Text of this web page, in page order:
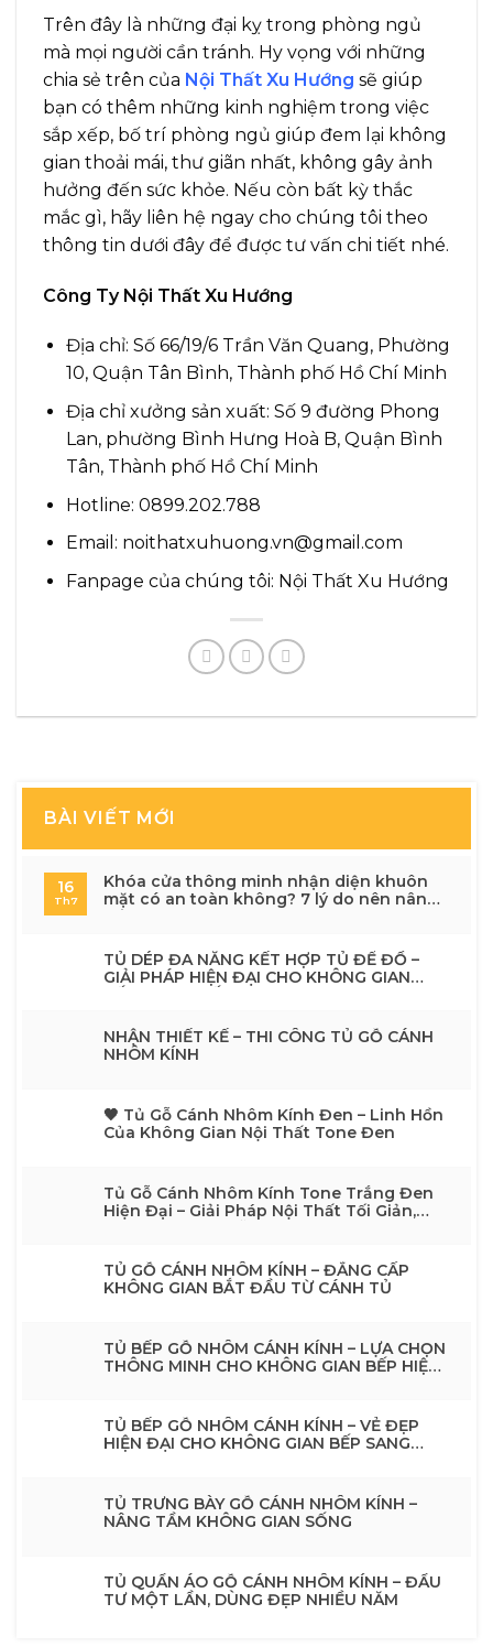
Trên đây là những đại kỵ trong phòng ngủ
mà mọi người cần tránh. Hy vọng với những
chia sẻ trên của Nội Thất Xu Hướng sẽ giúp
bạn có thêm những kinh nghiệm trong việc
sắp xếp, bố trí phòng ngủ giúp đem lại không
gian thoải mái, thư giãn nhất, không gây ảnh
hưởng đến sức khỏe. Nếu còn bất kỳ thắc
mắc gì, hãy liên hệ ngay cho chúng tôi theo
thông tin dưới đây để được tư vấn chi tiết nhé.
Công Ty Nội Thất Xu Hướng
Địa chỉ: Số 66/19/6 Trần Văn Quang, Phường
10, Quận Tân Bình, Thành phố Hồ Chí Minh
Địa chỉ xưởng sản xuất: Số 9 đường Phong
Lan, phường Bình Hưng Hoà B, Quận Bình
Tân, Thành phố Hồ Chí Minh
Hotline: 0899.202.788
Email: noithatxuhuong.vn@gmail.com
Fanpage của chúng tôi: Nội Thất Xu Hướng
BÀI VIẾT MỚI
16
Th7
Khóa cửa thông minh nhận diện khuôn
mặt có an toàn không? 7 lý do nên nâng
cấp cho ngôi nhà hiện đại
TỦ DÉP ĐA NĂNG KẾT HỢP TỦ ĐỂ ĐỒ –
GIẢI PHÁP HIỆN ĐẠI CHO KHÔNG GIAN
NHẬN THIẾT KẾ – THI CÔNG TỦ GỖ CÁNH
NHÔM KÍNH
🖤 Tủ Gỗ Cánh Nhôm Kính Đen – Linh Hồn
Của Không Gian Nội Thất Tone Đen
Tủ Gỗ Cánh Nhôm Kính Tone Trắng Đen
Hiện Đại – Giải Pháp Nội Thất Tối Giản,
Tối Giản, Sang Trọng
TỦ GỖ CÁNH NHÔM KÍNH – ĐẲNG CẤP
KHÔNG GIAN BẮT ĐẦU TỪ CÁNH TỦ
TỦ BẾP GỖ NHÔM CÁNH KÍNH – LỰA CHỌN
THÔNG MINH CHO KHÔNG GIAN BẾP HIỆN
TỦ BẾP GỖ NHÔM CÁNH KÍNH – VẺ ĐẸP
HIỆN ĐẠI CHO KHÔNG GIAN BẾP SANG
TỦ TRƯNG BÀY GỖ CÁNH NHÔM KÍNH –
NÂNG TẦM KHÔNG GIAN SỐNG
TỦ QUẦN ÁO GỖ CÁNH NHÔM KÍNH – ĐẦU
TƯ MỘT LẦN, DÙNG ĐẸP NHIỀU NĂM